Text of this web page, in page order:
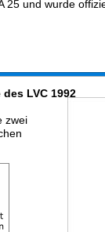
25 und wurde
LVC 1992
zwei